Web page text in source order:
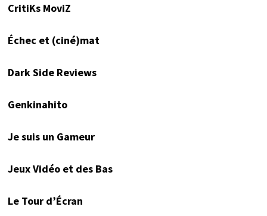
CritiKs MoviZ
Échec et (ciné)mat
Dark Side Reviews
Genkinahito
Je suis un Gameur
Jeux Vidéo et des Bas
Le Tour d’Écran